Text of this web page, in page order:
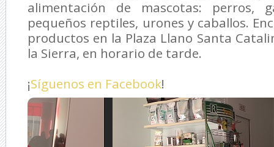
alimentación de mascotas: perros,
pequeños reptiles, urones y caballos.
productos en la Plaza Llano Santa
la Sierra, en horario de tarde.
¡Síguenos en Facebook!